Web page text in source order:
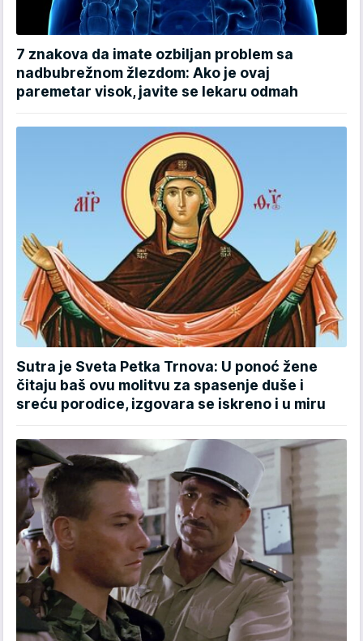
7 znakova da imate ozbiljan problem sa
nadbubrežnom žlezdom: Ako je ovaj
paremetar visok, javite se lekaru odmah
Sutra je Sveta Petka Trnova: U ponoć žene
čitaju baš ovu molitvu za spasenje duše i
sreću porodice, izgovara se iskreno i u miru